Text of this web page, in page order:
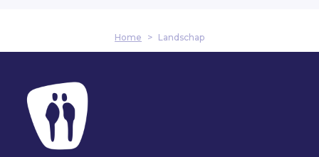
Home > Landschap